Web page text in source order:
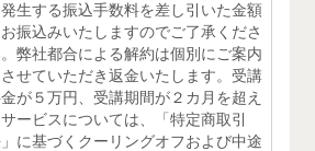
生する振込手数料を差し引いた金額
振込みいたしますのでご了承くださ
弊社都合による解約は個別にご案内
せていただき返金いたします。受講
が５万円、受講期間が２カ月を超え
ービスについては、「特定商取引
に基づくクーリングオフおよび中途